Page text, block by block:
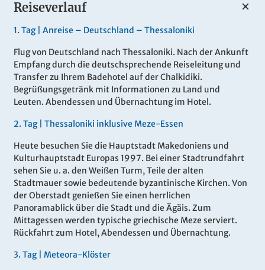
Reiseverlauf
1. Tag | Anreise – Deutschland – Thessaloniki
Flug von Deutschland nach Thessaloniki. Nach der Ankunft
Empfang durch die deutschsprechende Reiseleitung und
Transfer zu Ihrem Badehotel auf der Chalkidiki.
Begrüßungsgetränk mit Informationen zu Land und
Leuten. Abendessen und Übernachtung im Hotel.
2. Tag | Thessaloniki inklusive Meze-Essen
Heute besuchen Sie die Hauptstadt Makedoniens und
Kulturhauptstadt Europas 1997. Bei einer Stadtrundfahrt
sehen Sie u. a. den Weißen Turm, Teile der alten
Stadtmauer sowie bedeutende byzantinische Kirchen. Von
der Oberstadt genießen Sie einen herrlichen
Panoramablick über die Stadt und die Ägäis. Zum
Mittagessen werden typische griechische Meze serviert.
Rückfahrt zum Hotel, Abendessen und Übernachtung.
3. Tag | Meteora-Klöster